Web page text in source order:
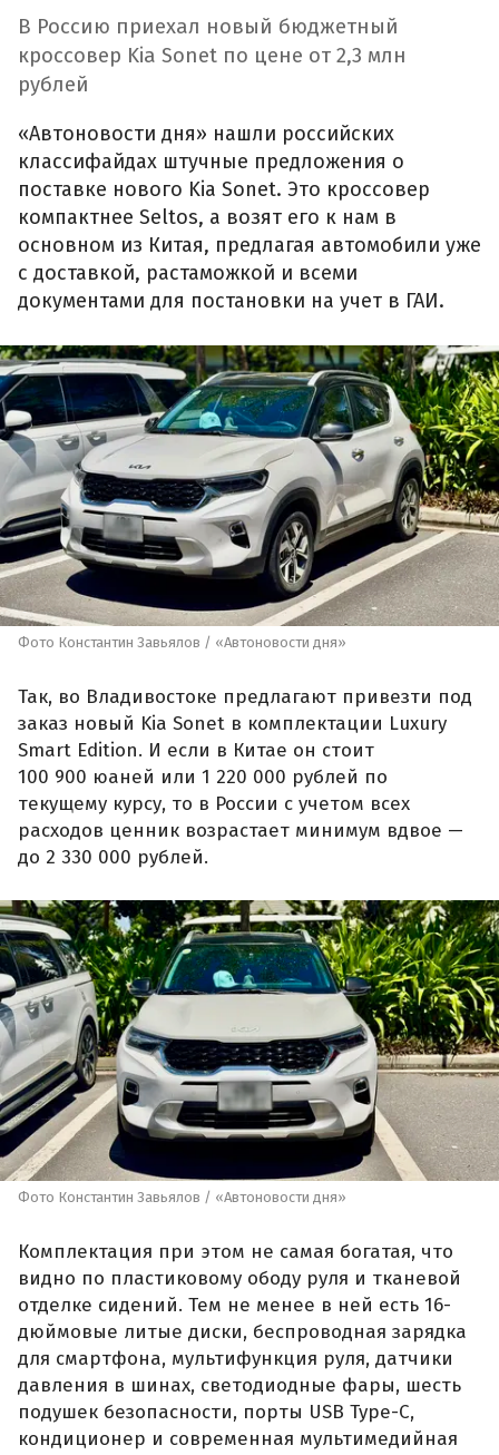
В Россию приехал новый бюджетный
кроссовер Kia Sonet по цене от 2,3 млн
рублей
«Автоновости дня» нашли российских
классифайдах штучные предложения о
поставке нового Kia Sonet. Это кроссовер
компактнее Seltos, а возят его к нам в
основном из Китая, предлагая автомобили уже
с доставкой, растаможкой и всеми
документами для постановки на учет в ГАИ.
Фото Константин Завьялов / «Автоновости дня»
Так, во Владивостоке предлагают привезти под
заказ новый Kia Sonet в комплектации Luxury
Smart Edition. И если в Китае он стоит
100 900 юаней или 1 220 000 рублей по
текущему курсу, то в России с учетом всех
расходов ценник возрастает минимум вдвое —
до 2 330 000 рублей.
Фото Константин Завьялов / «Автоновости дня»
Комплектация при этом не самая богатая, что
видно по пластиковому ободу руля и тканевой
отделке сидений. Тем не менее в ней есть 16-
дюймовые литые диски, беспроводная зарядка
для смартфона, мультифункция руля, датчики
давления в шинах, светодиодные фары, шесть
подушек безопасности, порты USB Type-C,
кондиционер и современная мультимедийная